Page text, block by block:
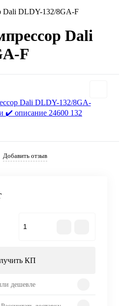
Dali DLDY-132/8GA-F
Dali
F
Добавить отзыв
КП
дешевле